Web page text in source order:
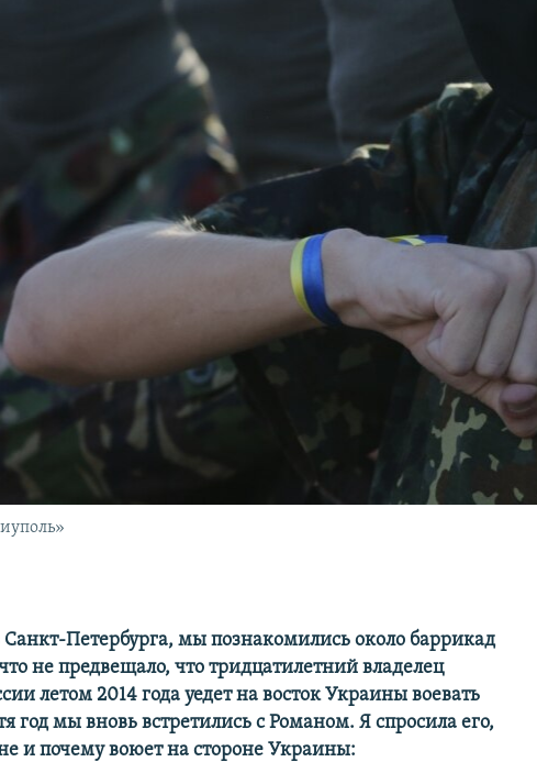
Петербурга, мы познакомились около баррикад
не предвещало, что тридцатилетний владелец
летом 2014 года уедет на восток Украины воевать
год мы вновь встретились с Романом. Я спросила его,
и почему воюет на стороне Украины: